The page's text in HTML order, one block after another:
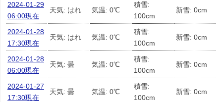
2024-01-29
06:00現在
天気: はれ 気温: 0℃
積雪:
100cm
新雪: 0cm
2024-01-28
17:30現在
天気: はれ 気温: 0℃
積雪:
100cm
新雪: 0cm
2024-01-28
06:00現在
天気: 曇 気温: 0℃
積雪:
100cm
新雪: 0cm
2024-01-27
17:30現在
天気: 曇 気温: 0℃
積雪:
100cm
新雪: 0cm